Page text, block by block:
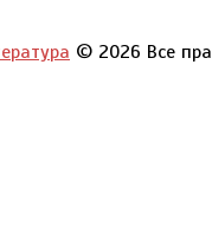
© 2026 Все